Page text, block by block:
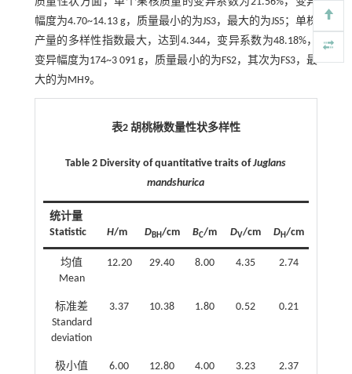
幅度为4.70~14.13 g，质量最小的为JS3，最大的为JS5；单株
产量的多样性指数最大，达到4.344，变异系数为48.18%，
变异幅度为174~3 091 g，质量最小的为FS2，其次为FS3，最
大的为MH9。
表2 胡桃楸数量性状多样性
Table 2 Diversity of quantitative traits ofJuglans
mandshurica
统计量
Statistic
H/m DBH/cm BC/m DV/cm DH/cm
均值
Mean
12.20 29.40 8.00 4.35 2.74
标准差
Standard
deviation
3.37 10.38 1.80 0.52 0.21
极小值
6.00 12.80 4.00 3.23 2.37